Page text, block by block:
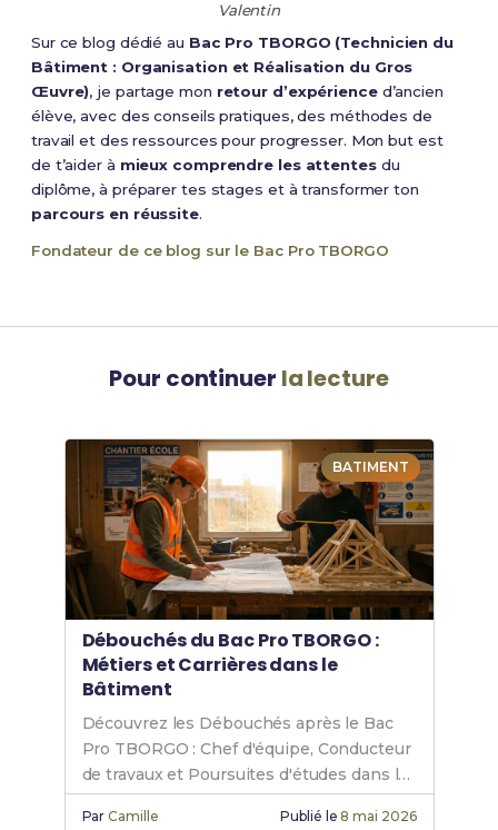
Valentin
Sur ce blog dédié au Bac Pro TBORGO (Technicien du
Bâtiment : Organisation et Réalisation du Gros
Œuvre), je partage mon retour d’expérienced’ancien
élève, avec des conseils pratiques, des méthodes de
travail et des ressources pour progresser. Mon but est
de t’aider à mieux comprendre les attentesdu
diplôme, à préparer tes stages et à transformer ton
parcours en réussite.
Fondateur de ce blog sur le Bac Pro TBORGO
Pour continuer la lecture
BATIMENT
Débouchés du Bac Pro TBORGO :
Métiers et Carrières dans le
Bâtiment
Découvrez les Débouchés après le Bac
Pro TBORGO : Chef d'équipe, Conducteur
de travaux et Poursuites d'études dans le
bâtiment.
ParCamille Publié le8 mai 2026